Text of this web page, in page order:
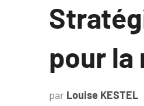
pour la
par Louise KESTEL